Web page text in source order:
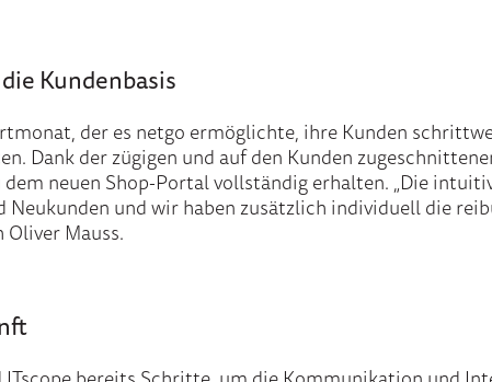
Kundenbasis
der es netgo ermöglichte, ihre Kunden
Dank der zügigen und auf den Kunden
neuen Shop-Portal vollständig erhalten. „Die
und wir haben zusätzlich individuell die
Mauss.